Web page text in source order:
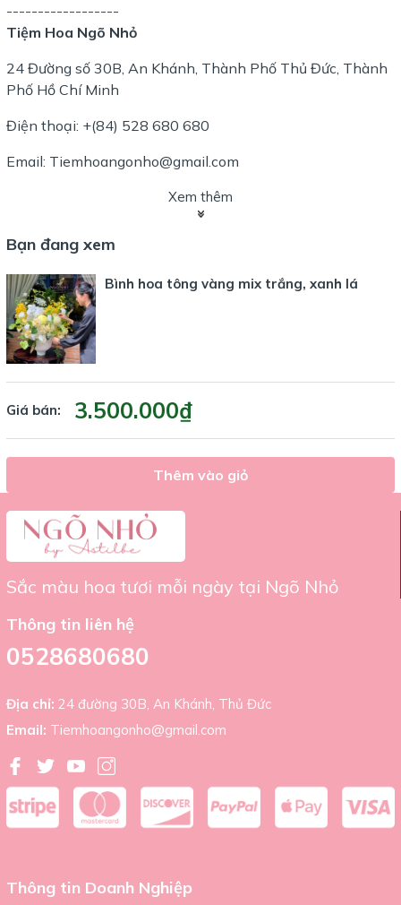
------------------
Tiệm Hoa Ngõ Nhỏ
24 Đường số 30B, An Khánh, Thành Phố Thủ Đức, Thành
Phố Hồ Chí Minh
Điện thoại: +(84) 528 680 680
Email: Tiemhoangonho@gmail.com
Xem thêm
Bạn đang xem
Bình hoa tông vàng mix trắng, xanh lá
Giá bán: 3.500.000₫
Thêm vào giỏ
Sắc màu hoa tươi mỗi ngày tại Ngõ Nhỏ
Thông tin liên hệ
0528680680
Địa chỉ: 24 đường 30B, An Khánh, Thủ Đức
Email: Tiemhoangonho@gmail.com
Thông tin Doanh Nghiệp